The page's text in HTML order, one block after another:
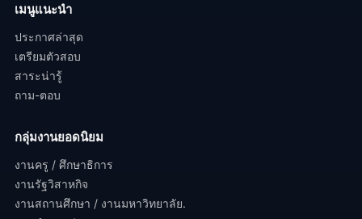
เมนูแนะนำ
ประกาศล่าสุด
เตรียมตัวสอบ
สาระน่ารู้
ถาม-ตอบ
กลุ่มงานยอดนิยม
งานครู / ศึกษาธิการ
งานรัฐวิสาหกิจ
งานสถานศึกษา / งานมหาวิทยาลัย.